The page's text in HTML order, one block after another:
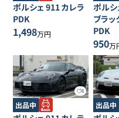
ポルシェ 911カレラ
PDK
1,498万円
ポルシ
ブラッ
PDK
950万
6
出品中 出品中